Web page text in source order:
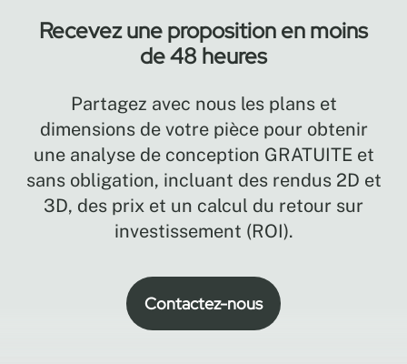
Recevez une proposition en moins
de 48 heures
Partagez avec nous les plans et
dimensions de votre pièce pour obtenir
une analyse de conception GRATUITE et
sans obligation, incluant des rendus 2D et
3D, des prix et un calcul du retour sur
investissement (ROI).
Contactez-nous